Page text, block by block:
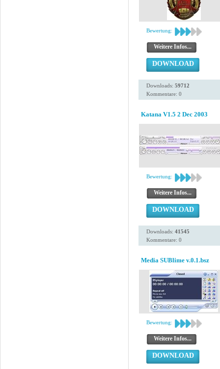
Bewertung:
Weitere Infos...
DOWNLOAD
Downloads: 59712
Kommentare: 0
Katana V1.5 2 Dec 2003
Bewertung:
Weitere Infos...
DOWNLOAD
Downloads: 41545
Kommentare: 0
Media SUBlime v.0.1.bsz
Bewertung:
Weitere Infos...
DOWNLOAD